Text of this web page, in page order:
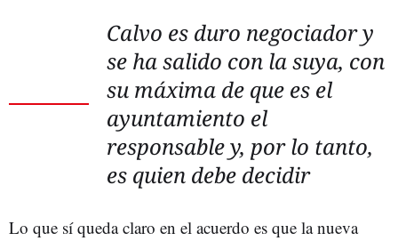
Calvo es duro negociador y
se ha salido con la suya, con
su máxima de que es el
ayuntamiento el
responsable y, por lo tanto,
es quien debe decidir
Lo que sí queda claro en el acuerdo es que la nueva